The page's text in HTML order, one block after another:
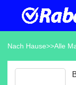
Nach Hause>>Alle